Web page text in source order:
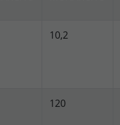
10,2
120